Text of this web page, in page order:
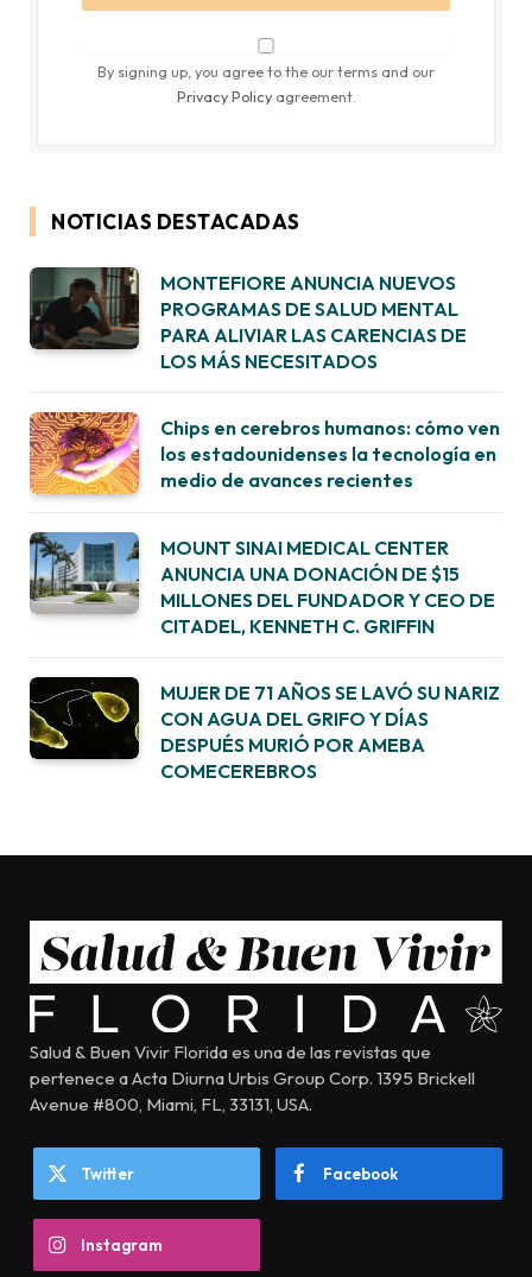
By signing up, you agree to the our terms and our
Privacy Policyagreement.
NOTICIAS DESTACADAS
MONTEFIORE ANUNCIA NUEVOS
PROGRAMAS DE SALUD MENTAL
PARA ALIVIAR LAS CARENCIAS DE
LOS MÁS NECESITADOS
Chips en cerebros humanos: cómo ven
los estadounidenses la tecnología en
medio de avances recientes
MOUNT SINAI MEDICAL CENTER
ANUNCIA UNA DONACIÓN DE $15
MILLONES DEL FUNDADOR Y CEO DE
CITADEL, KENNETH C. GRIFFIN
MUJER DE 71 AÑOS SE LAVÓ SU NARIZ
CON AGUA DEL GRIFO Y DÍAS
DESPUÉS MURIÓ POR AMEBA
COMECEREBROS
Salud & Buen Vivir Florida es una de las revistas que
pertenece a Acta Diurna Urbis Group Corp. 1395 Brickell
Avenue #800, Miami, FL, 33131, USA.
Twitter Facebook
Instagram